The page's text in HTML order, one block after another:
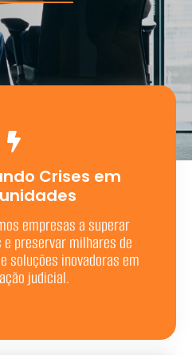
Crises em
empresas a superar
preservar milhares de
soluções inovadoras em
judicial.